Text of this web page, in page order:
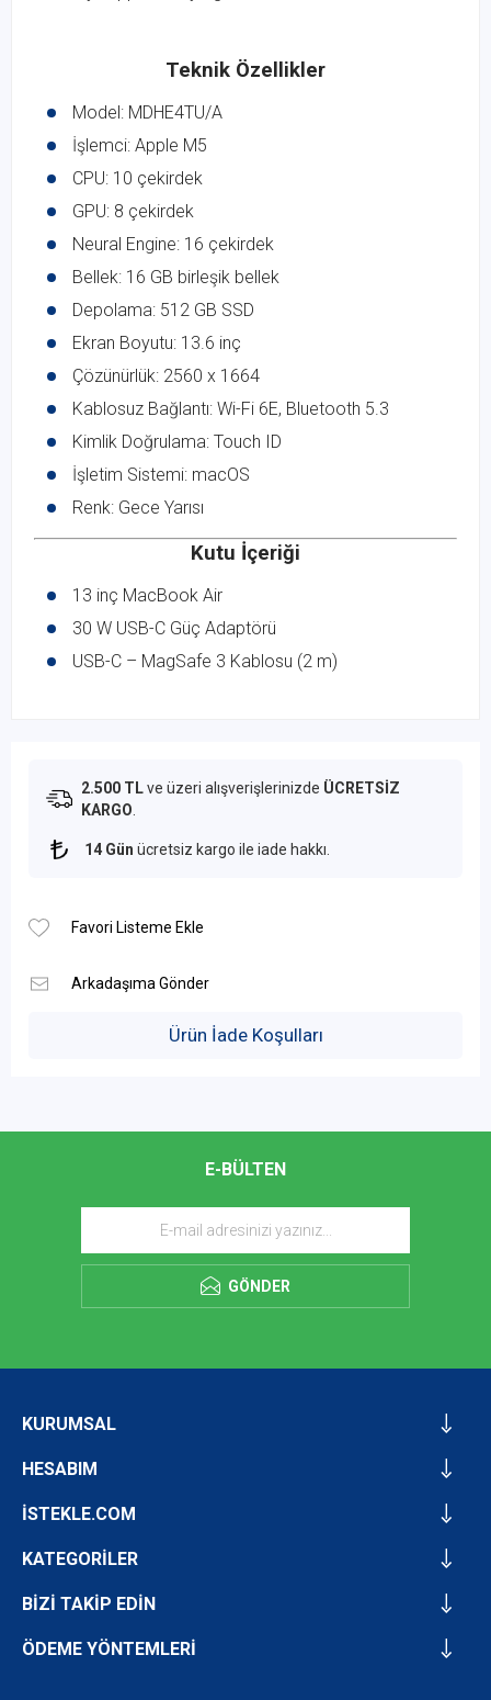
Teknik Özellikler
Model: MDHE4TU/A
İşlemci: Apple M5
CPU: 10 çekirdek
GPU: 8 çekirdek
Neural Engine: 16 çekirdek
Bellek: 16 GB birleşik bellek
Depolama: 512 GB SSD
Ekran Boyutu: 13.6 inç
Çözünürlük: 2560 x 1664
Kablosuz Bağlantı: Wi-Fi 6E, Bluetooth 5.3
Kimlik Doğrulama: Touch ID
İşletim Sistemi: macOS
Renk: Gece Yarısı
Kutu İçeriği
13 inç MacBook Air
30 W USB-C Güç Adaptörü
USB-C – MagSafe 3 Kablosu (2 m)
2.500 TLve üzeri alışverişlerinizde ÜCRETSİZ
KARGO
14 Gün ücretsiz kargo ile iade hakkı.
Ürün İade Koşulları
E-BÜLTEN
GÖNDER
KURUMSAL
HESABIM
İSTEKLE.COM
KATEGORİLER
BİZİ TAKİP EDİN
ÖDEME YÖNTEMLERİ